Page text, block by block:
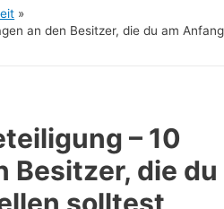
an den Besitzer, die du am Anfang
– 10
Besitzer, die du
solltest